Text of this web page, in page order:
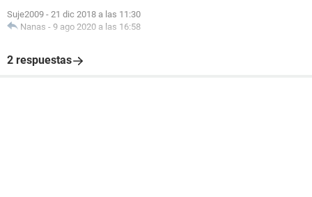
Suje2009 - 21 dic 2018 a las 11:30
Nanas - 9 ago 2020 a las 16:58
2 respuestas